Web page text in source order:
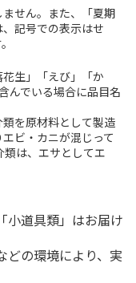
せん。また、「夏期
記号での表示はせ
生」「えび」「か
んでいる場合に品目名
を原材料として製造
ビ・カニが混じって
類は、エサとしてエ
小道具類」はお届け
どの環境により、実